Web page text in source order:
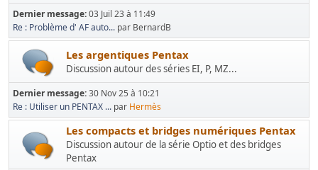
Dernier message:03 Juil 23 à 11:49
Re : Problème d' AF auto... par BernardB
Les argentiques Pentax
Discussion autour des séries EI, P, MZ...
Dernier message:30 Nov 25 à 10:21
Re : Utiliser un PENTAX ... par Hermès
Les compacts et bridges numériques Pentax
Discussion autour de la série Optio et des bridges
Pentax